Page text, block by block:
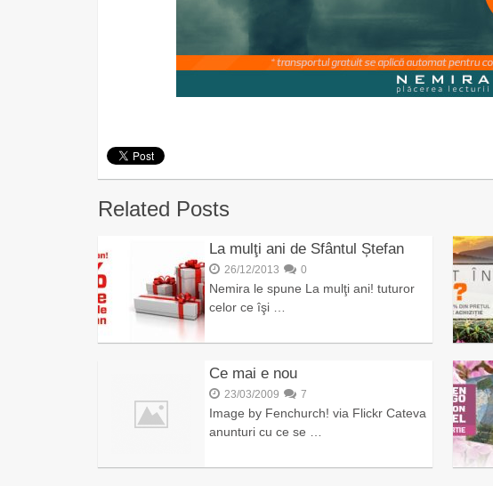
Related Posts
La mulţi ani de Sfântul Ștefan
26/12/2013 0
Nemira le spune La mulţi ani! tuturor
celor ce îşi …
Ce mai e nou
23/03/2009 7
Image by Fenchurch! via Flickr Cateva
anunturi cu ce se …